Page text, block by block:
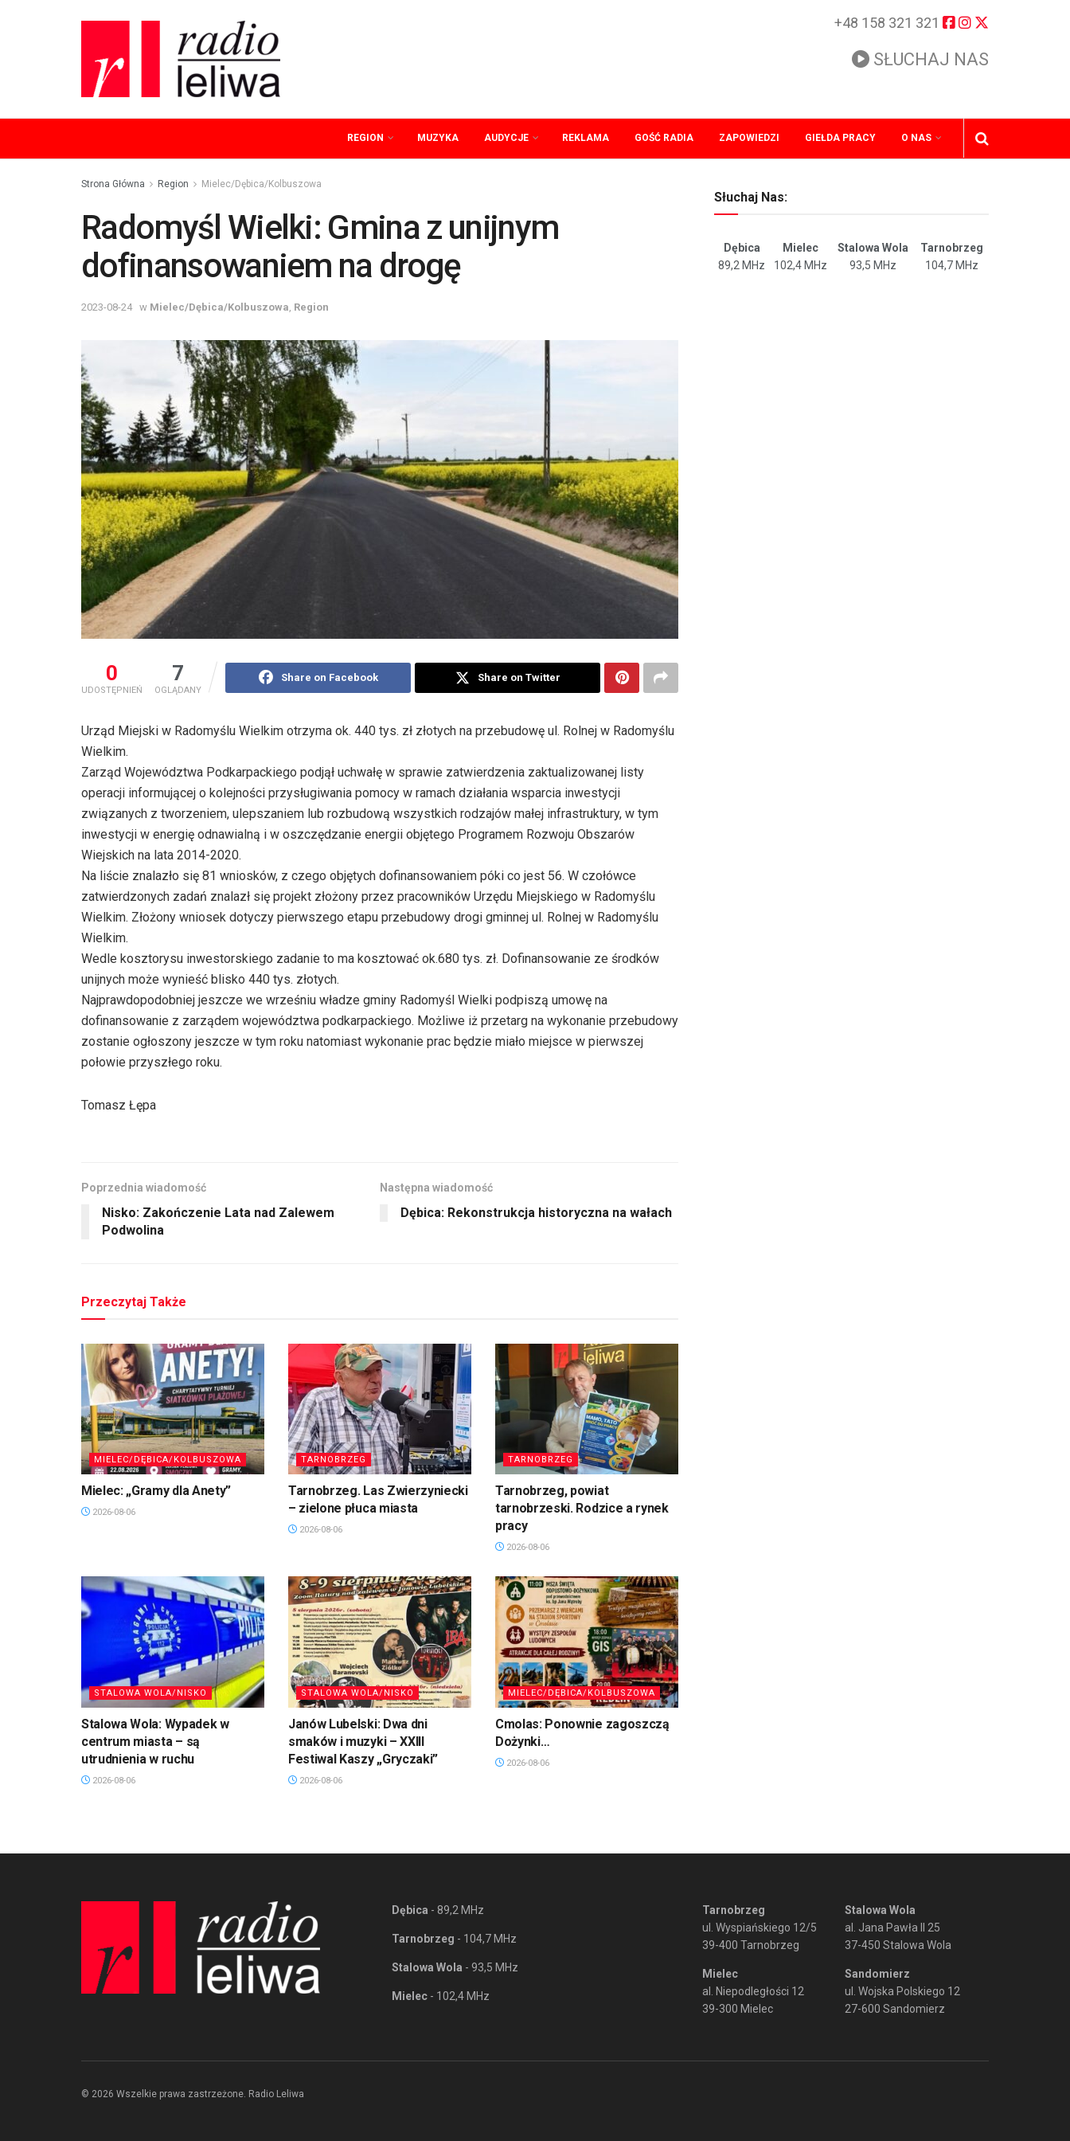
+48 158 321 321
SŁUCHAJ NAS
REGION MUZYKA AUDYCJE REKLAMA GOŚĆ RADIA ZAPOWIEDZI GIEŁDA PRACY O NAS
Strona Główna Region Mielec/Dębica/Kolbuszowa
Radomyśl Wielki: Gmina z unijnym
dofinansowaniem na drogę
2023-08-24 w Mielec/Dębica/Kolbuszowa Region
0
UDOSTĘPNIEŃ
7
OGLĄDANY
Share on Facebook Share on Twitter
Urząd Miejski w Radomyślu Wielkim otrzyma ok. 440 tys. zł złotych na przebudowę ul. Rolnej w Radomyślu
Wielkim.
Zarząd Województwa Podkarpackiego podjął uchwałę w sprawie zatwierdzenia zaktualizowanej listy
operacji informującej o kolejności przysługiwania pomocy w ramach działania wsparcia inwestycji
związanych z tworzeniem, ulepszaniem lub rozbudową wszystkich rodzajów małej infrastruktury, w tym
inwestycji w energię odnawialną i w oszczędzanie energii objętego Programem Rozwoju Obszarów
Wiejskich na lata 2014-2020.
Na liście znalazło się 81 wniosków, z czego objętych dofinansowaniem póki co jest 56. W czołówce
zatwierdzonych zadań znalazł się projekt złożony przez pracowników Urzędu Miejskiego w Radomyślu
Wielkim. Złożony wniosek dotyczy pierwszego etapu przebudowy drogi gminnej ul. Rolnej w Radomyślu
Wielkim.
Wedle kosztorysu inwestorskiego zadanie to ma kosztować ok.680 tys. zł. Dofinansowanie ze środków
unijnych może wynieść blisko 440 tys. złotych.
Najprawdopodobniej jeszcze we wrześniu władze gminy Radomyśl Wielki podpiszą umowę na
dofinansowanie z zarządem województwa podkarpackiego. Możliwe iż przetarg na wykonanie przebudowy
zostanie ogłoszony jeszcze w tym roku natomiast wykonanie prac będzie miało miejsce w pierwszej
połowie przyszłego roku.
Tomasz Łępa
Poprzednia wiadomość
Nisko: Zakończenie Lata nad Zalewem
Podwolina
Następna wiadomość
Dębica: Rekonstrukcja historyczna na wałach
Przeczytaj Także
MIELEC/DĘBICA/KOLBUSZOWA
Mielec: „Gramy dla Anety”
2026-08-06
TARNOBRZEG
Tarnobrzeg. Las Zwierzyniecki
– zielone płuca miasta
2026-08-06
TARNOBRZEG
Tarnobrzeg, powiat
tarnobrzeski. Rodzice a rynek
pracy
2026-08-06
STALOWA WOLA/NISKO
Stalowa Wola: Wypadek w
centrum miasta – są
utrudnienia w ruchu
2026-08-06
STALOWA WOLA/NISKO
Janów Lubelski: Dwa dni
smaków i muzyki – XXIII
Festiwal Kaszy „Gryczaki”
2026-08-06
MIELEC/DĘBICA/KOLBUSZOWA
Cmolas: Ponownie zagoszczą
Dożynki…
2026-08-06
Słuchaj Nas:
Dębica Mielec Stalowa Wola
Tarnobrzeg
89,2 MHz
102,4 MHz 93,5 MHz 104,7 MHz
Dębica - 89,2 MHz
Tarnobrzeg - 104,7 MHz
Stalowa Wola - 93,5 MHz
Mielec - 102,4 MHz
Tarnobrzeg
ul. Wyspiańskiego 12/5
39-400 Tarnobrzeg
Mielec
al. Niepodległości 12
39-300 Mielec
Stalowa Wola
al. Jana Pawła II 25
37-450 Stalowa Wola
Sandomierz
ul. Wojska Polskiego 12
27-600 Sandomierz
© 2026 Wszelkie prawa zastrzeżone. Radio Leliwa